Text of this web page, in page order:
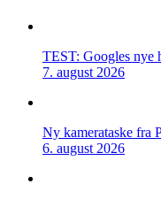
TEST: Googles nye
7. august 2026
Ny kamerataske fra
6. august 2026